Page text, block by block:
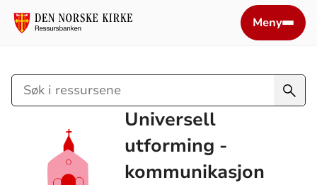
Meny
Søk
i
Universell
utforming -
kommunikasjon